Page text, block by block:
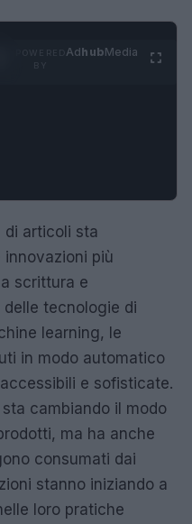
AdhubMedia
di articoli sta
più
scrittura e
delle tecnologie di
learning, le
in modo automatico
e sofisticate.
cambiando il modo
ma ha anche
consumati dai
stanno iniziando a
loro pratiche